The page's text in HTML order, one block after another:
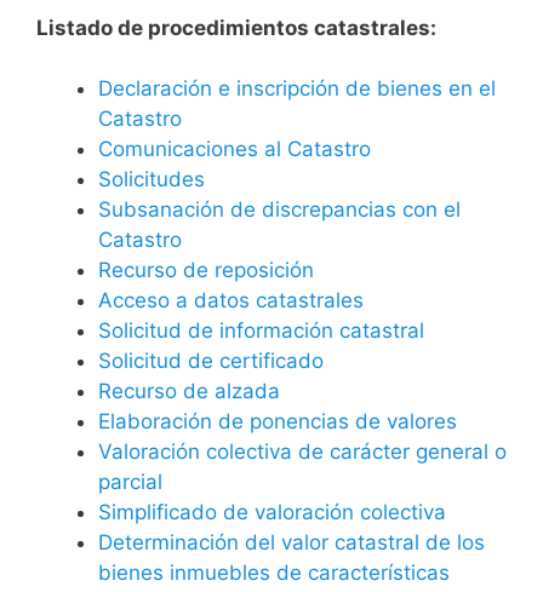
Listado de procedimientos catastrales:
Declaración e inscripción de bienes en el
Catastro
Comunicaciones al Catastro
Solicitudes
Subsanación de discrepancias con el
Catastro
Recurso de reposición
Acceso a datos catastrales
Solicitud de información catastral
Solicitud de certificado
Recurso de alzada
Elaboración de ponencias de valores
Valoración colectiva de carácter general o
parcial
Simplificado de valoración colectiva
Determinación del valor catastral de los
bienes inmuebles de características